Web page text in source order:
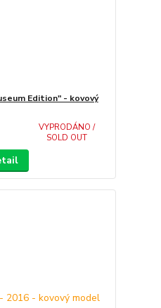
Edition" - kovový
VYPRODÁNO /
SOLD OUT